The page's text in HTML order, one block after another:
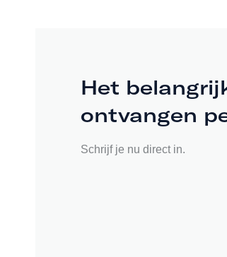
Het
ontvangen
Schrijf je nu direct in.